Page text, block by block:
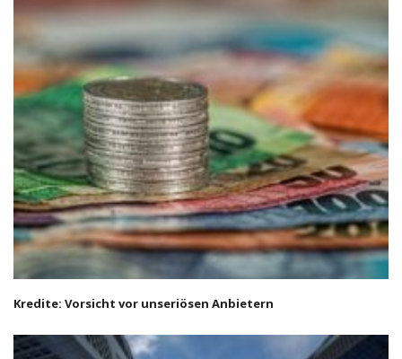
Kredite: Vorsicht vor unseriösen Anbietern